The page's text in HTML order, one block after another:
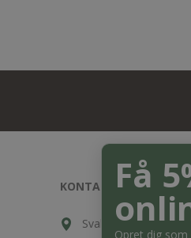
KONTAKT OS
Svalehøjvej 10, DK-
Få
Opret dig som